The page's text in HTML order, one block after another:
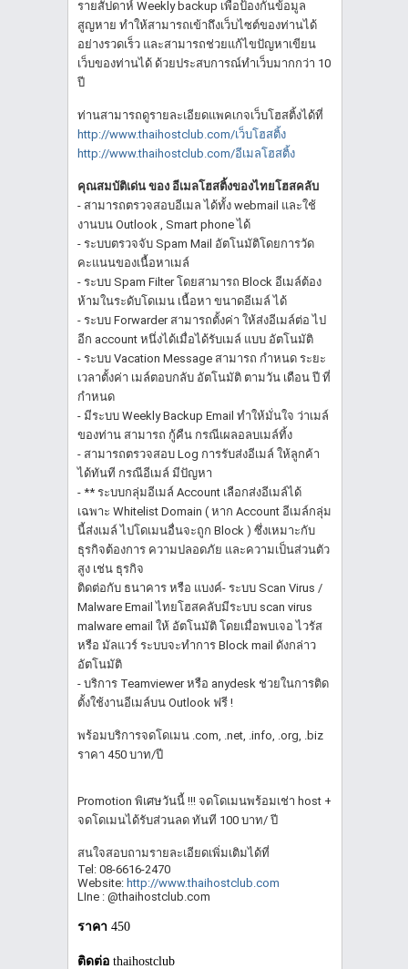
รายสัปดาห์ Weekly backup เพื่อป้องกันข้อมูล
สูญหาย ทำให้สามารถเข้าถึงเว็บไซต์ของท่านได้
อย่างรวดเร็ว และสามารถช่วยแก้ไขปัญหาเขียน
เว็บของท่านได้ ด้วยประสบการณ์ทำเว็บมากกว่า 10
ปี
ท่านสามารถดูรายละเอียดแพคเกจเว็บโฮสติ้งได้ที่
http://www.thaihostclub.com/เว็บโฮสติ้ง
http://www.thaihostclub.com/อีเมลโฮสติ้ง
คุณสมบัติเด่น ของ อีเมลโฮสติ้งของไทยโฮสคลับ
- สามารถตรวจสอบอีเมล ได้ทั้ง webmail และใช้
งานบน Outlook , Smart phone ได้
- ระบบตรวจจับ Spam Mail อัตโนมัติโดยการวัด
คะแนนของเนื้อหาเมล์
- ระบบ Spam Filter โดยสามารถ Block อีเมล์ต้อง
ห้ามในระดับโดเมน เนื้อหา ขนาดอีเมล์ ได้
- ระบบ Forwarder สามารถตั้งค่า ให้ส่งอีเมล์ต่อ ไป
อีก account หนึ่งได้เมื่อได้รับเมล์ แบบ อัตโนมัติ
- ระบบ Vacation Message สามารถ กำหนด ระยะ
เวลาตั้งค่า เมล์ตอบกลับ อัตโนมัติ ตามวัน เดือน ปี ที่
กำหนด
- มีระบบ Weekly Backup Email ทำให้มั่นใจ ว่าเมล์
ของท่าน สามารถ กู้คืน กรณีเผลอลบเมล์ทิ้ง
- สามารถตรวจสอบ Log การรับส่งอีเมล์ ให้ลูกค้า
ได้ทันที กรณีอีเมล์ มีปัญหา
- ** ระบบกลุ่มอีเมล์ Account เลือกส่งอีเมล์ได้
เฉพาะ Whitelist Domain ( หาก Account อีเมล์กลุ่ม
นี้ส่งเมล์ ไปโดเมนอื่นจะถูก Block ) ซึ่งเหมาะกับ
ธุรกิจต้องการ ความปลอดภัย และความเป็นส่วนตัว
สูง เช่น ธุรกิจ
ติดต่อกับ ธนาคาร หรือ แบงค์- ระบบ Scan Virus /
Malware Email ไทยโฮสคลับมีระบบ scan virus
malware email ให้ อัตโนมัติ โดยเมื่อพบเจอ ไวรัส
หรือ มัลแวร์ ระบบจะทำการ Block mail ดังกล่าว
อัตโนมัติ
- บริการ Teamviewer หรือ anydesk ช่วยในการติด
ตั้งใช้งานอีเมล์บน Outlook ฟรี !
พร้อมบริการจดโดเมน .com, .net, .info, .org, .biz
ราคา 450 บาท/ปี
Promotion พิเศษวันนี้ !!! จดโดเมนพร้อมเช่า host +
จดโดเมนได้รับส่วนลด ทันที 100 บาท/ ปี
สนใจสอบถามรายละเอียดเพิ่มเติมได้ที่
Tel: 08-6616-2470
Website: http://www.thaihostclub.com
LIne : @thaihostclub.com
ราคา 450
ติดต่อ thaihostclub